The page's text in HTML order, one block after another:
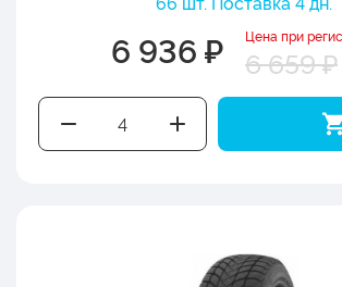
6 936 ₽ Цена при
6 659 ₽